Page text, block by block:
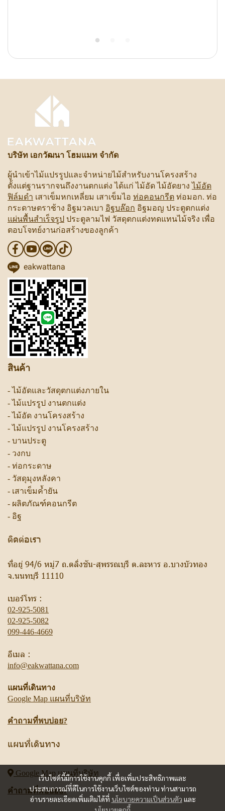
เว็บไซต์นี้มีการใช้งานคุกกี้ เพื่อเพิ่มประสิทธิภาพและ
ประสบการณ์ที่ดีในการใช้งานเว็บไซต์ของท่าน ท่านสามารถ
อ่านรายละเอียดเพิ่มเติมได้ที่ นโยบายความเป็นส่วนตัว และ
บริษัท เอกวัฒนา โฮมแมท จำกัด
ผู้นำเข้าไม้แปรรูปและจำหน่ายไม้สำหรับงานโครงสร้าง
ตั้งแต่ฐานรากจนถึงงานตกแต่ง ได้แก่ ไม้อัด ไม้อัดยางไม้อัด
ฟิล์มดำ เสาเข็มหกเหลี่ยม เสาเข็มไอ ท่อคอนกรีต ท่อมอก. ท่อ
กระดาษตราช้าง อิฐมวลเบา อิฐบล๊อก อิฐมอญ ประตูตกแต่ง
แผ่นพื้นสำเร็จรูป ประตูลามไฟ วัสดุตกแต่งทดแทนไม้จริง เพื่อ
ตอบโจทย์งานก่อสร้างของลูกค้า
eakwattana
สินค้า
-ไม้อัดและวัสดุตกแต่งภายใน
-ไม้แปรรูป งานตกแต่ง
-ไม้อัด งานโครงสร้าง
-ไม้แปรรูป งานโครงสร้าง
- บานประตู
- วงกบ
- ท่อกระดาษ
- วัสดุมุงหลังคา
- เสาเข็มค้ำยัน
- ผลิตภัณฑ์คอนกรีต
- อิฐ
ติดต่อเรา
ที่อยู่ 94/6 หมู่7 ถ.ตลิ่งชัน-สุพรรณบุรี ต.ละหาร อ.บางบัวทอง
จ.นนทบุรี 11110
เบอร์โทร :
02-925-5081
02-925-5082
099-446-4669
อีเมล :
info@eakwattana.com
แผนที่เดินทาง
Google Map แผนที่บริษัท
คำถามที่พบบ่อย?
แผนที่เดินทาง
Google Map แผนที่บริษัท
คำถามที่พบบ่อย?